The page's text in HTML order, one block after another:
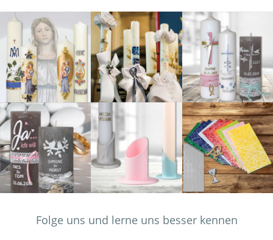
Folge uns und lerne uns besser kennen